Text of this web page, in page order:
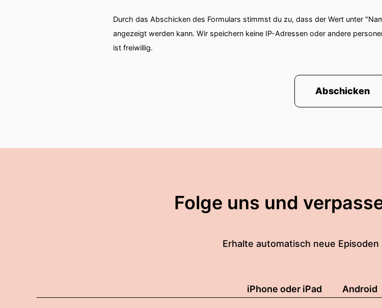
Durch das Abschicken des Formulars stimmst du zu, dass der Wert unter
angezeigt werden kann. Wir speichern keine IP-Adressen oder andere
ist freiwillig.
Abschicken
Folge uns und
Erhalte automatisch neue
iPhone oder iPad Android